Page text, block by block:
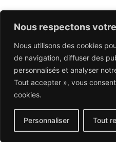
Nous respectons
Nous utilisons des cookies
de navigation, diffuser des
personnalisés et analyser
Tout accepter », vous
cookies.
Personnaliser Tout